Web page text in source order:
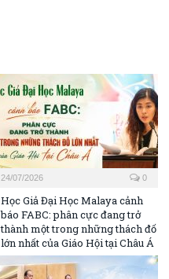
24/07/2026 0
Học Giả Đại Học Malaya cảnh
báo FABC: phân cực đang trở
thành một trong những thách đố
lớn nhất của Giáo Hội tại Châu Á